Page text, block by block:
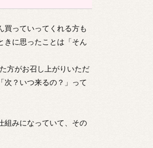
買っていってくれる方も
きに思ったことは「そん
方がお召し上がりいただ
次？いつ来るの？」って
組みになっていて、その